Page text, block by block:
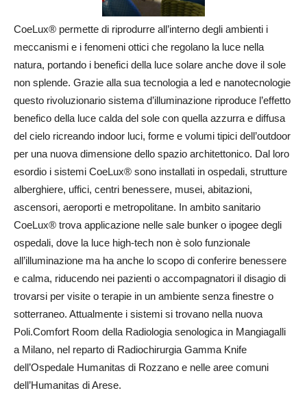
CoeLux® permette di riprodurre all’interno degli ambienti i
meccanismi e i fenomeni ottici che regolano la luce nella
natura, portando i benefici della luce solare anche dove il sole
non splende. Grazie alla sua tecnologia a led e nanotecnologie
questo rivoluzionario sistema d’illuminazione riproduce l’effetto
benefico della luce calda del sole con quella azzurra e diffusa
del cielo ricreando indoor luci, forme e volumi tipici dell’outdoor
per una nuova dimensione dello spazio architettonico. Dal loro
esordio i sistemi CoeLux® sono installati in ospedali, strutture
alberghiere, uffici, centri benessere, musei, abitazioni,
ascensori, aeroporti e metropolitane. In ambito sanitario
CoeLux® trova applicazione nelle sale bunker o ipogee degli
ospedali, dove la luce high-tech non è solo funzionale
all’illuminazione ma ha anche lo scopo di conferire benessere
e calma, riducendo nei pazienti o accompagnatori il disagio di
trovarsi per visite o terapie in un ambiente senza finestre o
sotterraneo. Attualmente i sistemi si trovano nella nuova
Poli.Comfort Room della Radiologia senologica in Mangiagalli
a Milano, nel reparto di Radiochirurgia Gamma Knife
dell’Ospedale Humanitas di Rozzano e nelle aree comuni
dell’Humanitas di Arese.